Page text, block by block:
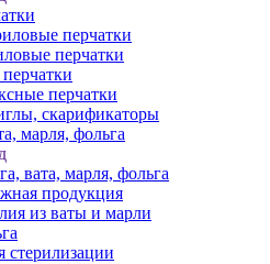
перчатки
перчатки
перчатки
скарификаторы
марля, фольга
вата, марля, фольга
продукция
из ваты и марли
стерилизации